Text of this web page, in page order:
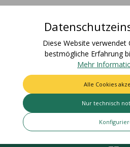
4015275792419Nettogewic…Mehr
Bewertungen
Deine
Diese Website verwendet
bestmögliche Erfahrung
Mehr
Nur technisch
Alle Cookies